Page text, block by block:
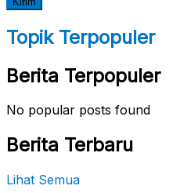
Topik Terpopuler
Berita Terpopuler
No popular posts found
Berita Terbaru
Lihat Semua